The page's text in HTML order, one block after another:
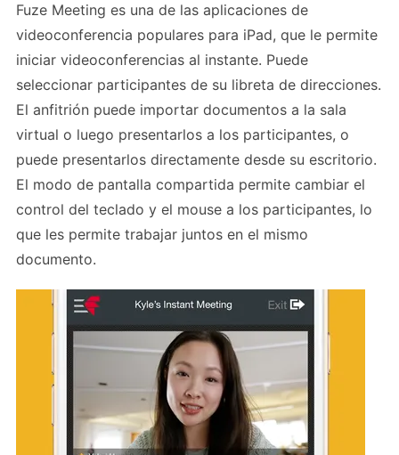
Fuze Meeting es una de las aplicaciones de
videoconferencia populares para iPad, que le permite
iniciar videoconferencias al instante. Puede
seleccionar participantes de su libreta de direcciones.
El anfitrión puede importar documentos a la sala
virtual o luego presentarlos a los participantes, o
puede presentarlos directamente desde su escritorio.
El modo de pantalla compartida permite cambiar el
control del teclado y el mouse a los participantes, lo
que les permite trabajar juntos en el mismo
documento.